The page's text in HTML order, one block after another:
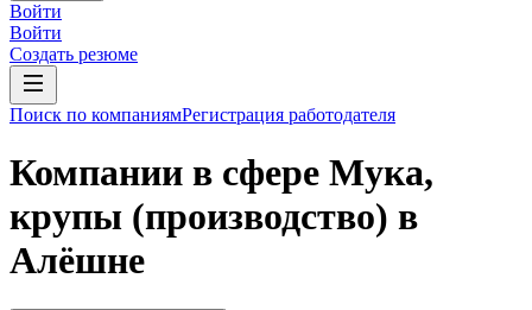
Войти
Войти
Создать резюме
Поиск по компаниямРегистрация работодателя
Компании в сфере Мука,
крупы (производство) в
Алёшне